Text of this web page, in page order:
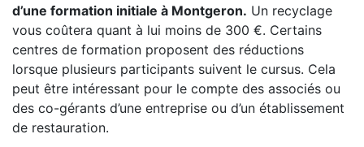
d’une formation initiale à Montgeron. Un recyclage
vous coûtera quant à lui moins de 300 €. Certains
centres de formation proposent des réductions
lorsque plusieurs participants suivent le cursus. Cela
peut être intéressant pour le compte des associés ou
des co-gérants d’une entreprise ou d’un établissement
de restauration.